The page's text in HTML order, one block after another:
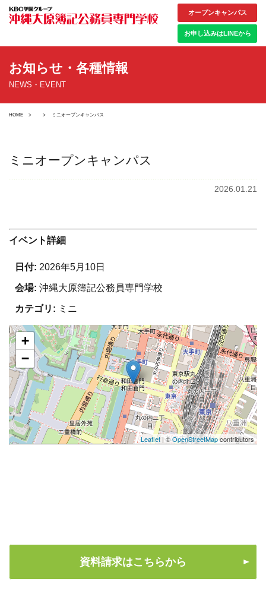
オープンキャンパス
お申し込みはLINEから
お知らせ・各種情報
NEWS・EVENT
HOME ミニオープンキャンパス
ミニオープンキャンパス
2026.01.21
イベント詳細
日付: 2026年5月10日
会場: 沖縄大原簿記公務員専門学校
カテゴリ: ミニ
+
−
Leaflet | ©OpenStreetMapcontributors
資料請求はこちらから